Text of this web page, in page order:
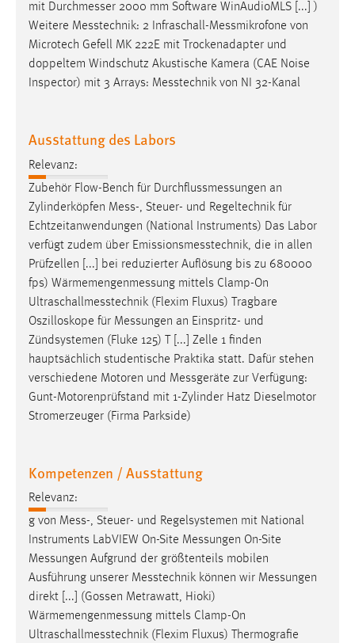
mit Durchmesser 2000 mm Software WinAudioMLS [...] )
Weitere Messtechnik: 2 Infraschall-Messmikrofone von
Microtech Gefell MK 222E mit Trockenadapter und
doppeltem Windschutz Akustische Kamera (CAE Noise
Inspector) mit 3 Arrays: Messtechnik von NI 32-Kanal
Ausstattung des Labors
Relevanz:
Zubehör Flow-Bench für Durchflussmessungen an
Zylinderköpfen Mess-, Steuer- und Regeltechnik für
Echtzeitanwendungen (National Instruments) Das Labor
verfügt zudem über Emissionsmesstechnik, die in allen
Prüfzellen [...] bei reduzierter Auflösung bis zu 680000
fps) Wärmemengenmessung mittels Clamp-On
Ultraschallmesstechnik (Flexim Fluxus) Tragbare
Oszilloskope für Messungen an Einspritz- und
Zündsystemen (Fluke 125) T [...] Zelle 1 finden
hauptsächlich studentische Praktika statt. Dafür stehen
verschiedene Motoren und Messgeräte zur Verfügung:
Gunt-Motorenprüfstand mit 1-Zylinder Hatz Dieselmotor
Stromerzeuger (Firma Parkside)
Kompetenzen / Ausstattung
Relevanz:
g von Mess-, Steuer- und Regelsystemen mit National
Instruments LabVIEW On-Site Messungen On-Site
Messungen Aufgrund der größtenteils mobilen
Ausführung unserer Messtechnik können wir Messungen
direkt [...] (Gossen Metrawatt, Hioki)
Wärmemengenmessung mittels Clamp-On
Ultraschallmesstechnik (Flexim Fluxus) Thermografie